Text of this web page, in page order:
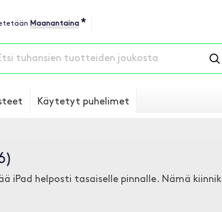
Maanantaina *
Käytetyt puhelimet
iPad helposti tasaiselle pinnalle. Nämä